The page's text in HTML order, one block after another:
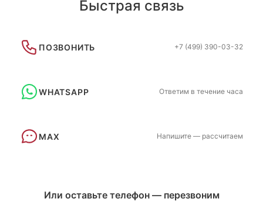
Быстрая связь
ПОЗВОНИТЬ +7 (499) 390-03-32
WHATSAPP Ответим в течение часа
MAX Напишите — рассчитаем
Или оставьте телефон — перезвоним